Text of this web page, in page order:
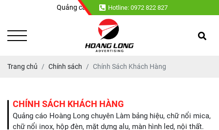
Quảng cáo Hoàng Long chuyên : Làm bảng hiệu, chữ
Hotline: 0972 822 827
Trang chủ Chính sách Chính Sách Khách Hàng
CHÍNH SÁCH KHÁCH HÀNG
Quảng cáo Hoàng Long chuyên Làm bảng hiệu, chữ nổi mica,
chữ nổi inox, hộp đèn, mặt dựng alu, màn hình led, nội thất.